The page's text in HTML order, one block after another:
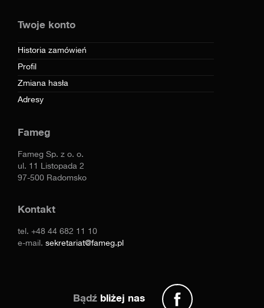
Twoje konto
Historia zamówień
Profil
Zmiana hasła
Adresy
Fameg
Fameg Sp. z o. o.
ul. 11 Listopada 2
97-500 Radomsko
Kontakt
tel. +48 44 682 11 10
e-mail. sekretariat@fameg.pl
Bądź bliżej nas